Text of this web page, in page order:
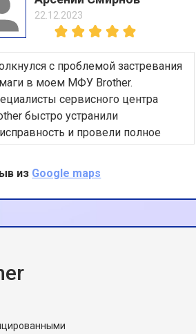
22.12.2023
с проблемой застревания
в моем МФУ Brother.
сервисного центра
быстро устранили
и провели полное
Хочу выразить
за оперативный и
ремонт, а также за
из Google maps